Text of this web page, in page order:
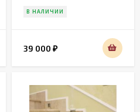
В НАЛИЧИИ
39 000 ₽